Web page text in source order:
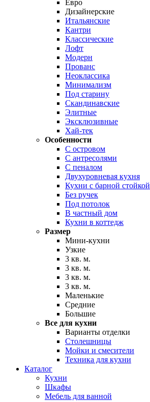
Евро
Дизайнерские
Итальянские
Кантри
Классические
Лофт
Модерн
Прованс
Неоклассика
Минимализм
Под старину
Скандинавские
Элитные
Эксклюзивные
Хай-тек
Особенности
С островом
С антресолями
С пеналом
Двухуровневая кухня
Кухни с барной стойкой
Без ручек
Под потолок
В частный дом
Кухни в коттедж
Размер
Мини-кухни
Узкие
3 кв. м.
3 кв. м.
3 кв. м.
3 кв. м.
Маленькие
Средние
Большие
Все для кухни
Варианты отделки
Столешницы
Мойки и смесители
Техника для кухни
Каталог
Кухни
Шкафы
Мебель для ванной